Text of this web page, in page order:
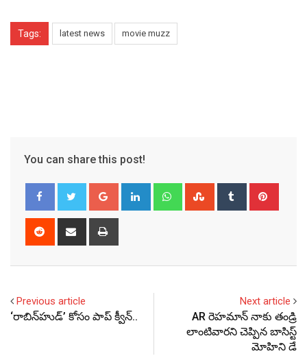
Tags: latest news movie muzz
You can share this post!
Google+ LinkedIn WhatsappStumbleUpon
Tumblr
Reddit
Share
Previous article
‘రాబిన్‌హుడ్’ కోసం పాప్ క్వీన్..
Next article
AR రెహమాన్‌ నాకు తండ్రి
లాంటివారని చెప్పిన బాసిస్ట్
మోహిని డే